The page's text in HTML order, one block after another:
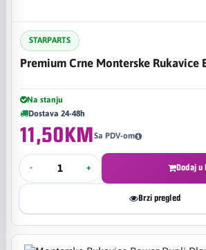
STARPARTS
Premium Crne Monterske Rukavice
Na stanju
Dostava 24-48h
11,50KMSa PDV-om
- + Dodaj u
Brzi pregled